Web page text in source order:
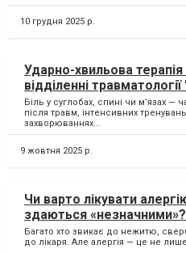
10 грудня 2025 р.
Ударно-хвильова терапія
відділенні
Біль у суглобах, спині чи м’язах
після травм, інтенсивних
захворюваннях...
9 жовтня 2025 р.
Чи варто лікувати
здаються «незначними»?
Багато хто звикає до нежитю,
до лікаря. Але алергія — це не